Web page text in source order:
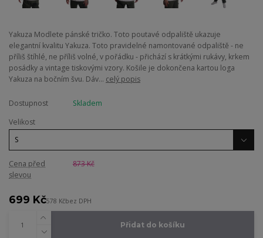
Yakuza Modlete pánské tričko. Toto poutavé odpaliště ukazuje
elegantní kvalitu Yakuza. Toto pravidelné namontované odpaliště - ne
příliš štíhlé, ne příliš volné, v pořádku - přichází s krátkými rukávy, krkem
posádky a vintage tiskovými vzory. Košile je dokončena kartou loga
Yakuza na bočním švu. Dáv... celý popis
Dostupnost
Skladem
Velikost
Cena před
slevou
873 Kč
699 Kč578 Kčbez DPH
Přidat do košíku